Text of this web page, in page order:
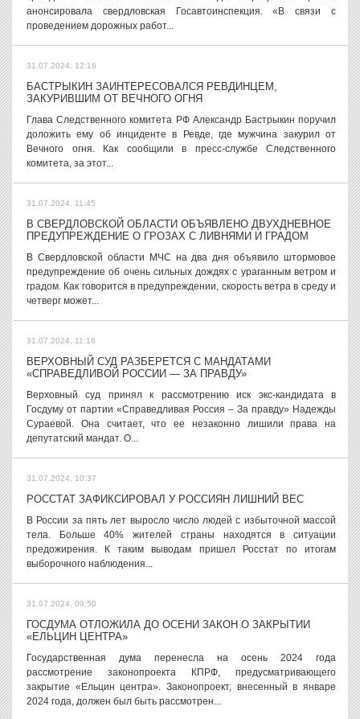
анонсировала свердловская Госавтоинспекция. «В связи с
проведением дорожных работ...
31.07.2024, 12:16
БАСТРЫКИН ЗАИНТЕРЕСОВАЛСЯ РЕВДИНЦЕМ,
ЗАКУРИВШИМ ОТ ВЕЧНОГО ОГНЯ
Глава Следственного комитета РФ Александр Бастрыкин поручил
доложить ему об инциденте в Ревде, где мужчина закурил от
Вечного огня. Как сообщили в пресс-службе Следственного
комитета, за этот...
31.07.2024, 11:45
В СВЕРДЛОВСКОЙ ОБЛАСТИ ОБЪЯВЛЕНО ДВУХДНЕВНОЕ
ПРЕДУПРЕЖДЕНИЕ О ГРОЗАХ С ЛИВНЯМИ И ГРАДОМ
В Свердловской области МЧС на два дня объявило штормовое
предупреждение об очень сильных дождях с ураганным ветром и
градом. Как говорится в предупреждении, скорость ветра в среду и
четверг может...
31.07.2024, 11:16
ВЕРХОВНЫЙ СУД РАЗБЕРЕТСЯ С МАНДАТАМИ
«СПРАВЕДЛИВОЙ РОССИИ — ЗА ПРАВДУ»
Верховный суд принял к рассмотрению иск экс-кандидата в
Госдуму от партии «Справедливая Россия – За правду» Надежды
Сураевой. Она считает, что ее незаконно лишили права на
депутатский мандат. О...
31.07.2024, 10:37
РОССТАТ ЗАФИКСИРОВАЛ У РОССИЯН ЛИШНИЙ ВЕС
В России за пять лет выросло число людей с избыточной массой
тела. Больше 40% жителей страны находятся в ситуации
предожирения. К таким выводам пришел Росстат по итогам
выборочного наблюдения...
31.07.2024, 09:50
ГОСДУМА ОТЛОЖИЛА ДО ОСЕНИ ЗАКОН О ЗАКРЫТИИ
«ЕЛЬЦИН ЦЕНТРА»
Государственная дума перенесла на осень 2024 года
рассмотрение законопроекта КПРФ, предусматривающего
закрытие «Ельцин центра». Законопроект, внесенный в январе
2024 года, должен был быть рассмотрен...